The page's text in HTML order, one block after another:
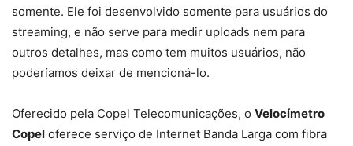
somente. Ele foi desenvolvido somente para usuários do
streaming, e não serve para medir uploads nem para
outros detalhes, mas como tem muitos usuários, não
poderíamos deixar de mencioná-lo.
Oferecido pela Copel Telecomunicações, o Velocímetro
Copel oferece serviço de Internet Banda Larga com fibra